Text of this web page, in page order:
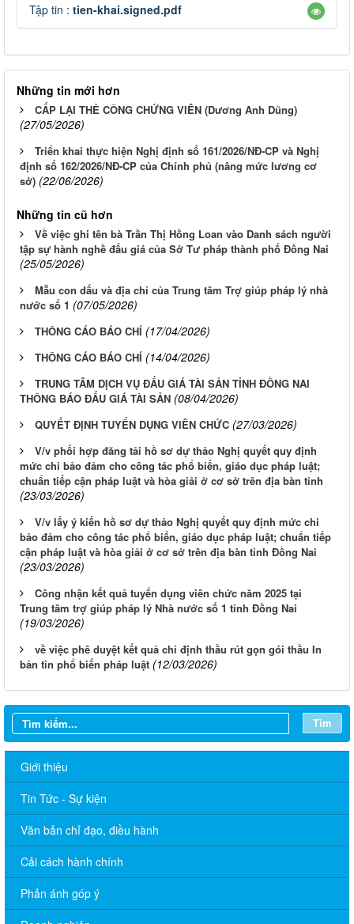
Tập tin : tien-khai.signed.pdf
Những tin mới hơn
CẤP LẠI THẺ CÔNG CHỨNG VIÊN (Dương Anh Dũng)
(27/05/2026)
Triển khai thực hiện Nghị định số 161/2026/NĐ-CP và Nghị
định số 162/2026/NĐ-CP của Chính phủ (nâng mức lương cơ
sở) (22/06/2026)
Những tin cũ hơn
Về việc ghi tên bà Trần Thị Hồng Loan vào Danh sách người
tập sự hành nghề đấu giá của Sở Tư pháp thành phố Đồng Nai
(25/05/2026)
Mẫu con dấu và địa chỉ của Trung tâm Trợ giúp pháp lý nhà
nước số 1 (07/05/2026)
THÔNG CÁO BÁO CHÍ (17/04/2026)
THÔNG CÁO BÁO CHÍ (14/04/2026)
TRUNG TÂM DỊCH VỤ ĐẤU GIÁ TÀI SẢN TỈNH ĐỒNG NAI
THÔNG BÁO ĐẤU GIÁ TÀI SẢN (08/04/2026)
QUYẾT ĐỊNH TUYỂN DỤNG VIÊN CHỨC (27/03/2026)
V/v phối hợp đăng tải hồ sơ dự thảo Nghị quyết quy định
mức chi bảo đảm cho công tác phổ biến, giáo dục pháp luật;
chuẩn tiếp cận pháp luật và hòa giải ở cơ sở trên địa bàn tỉnh
(23/03/2026)
V/v lấy ý kiến hồ sơ dự thảo Nghị quyết quy định mức chi
bảo đảm cho công tác phổ biến, giáo dục pháp luật; chuẩn tiếp
cận pháp luật và hòa giải ở cơ sở trên địa bàn tỉnh Đồng Nai
(23/03/2026)
Công nhận kết quả tuyển dụng viên chức năm 2025 tại
Trung tâm trợ giúp pháp lý Nhà nước số 1 tỉnh Đồng Nai
(19/03/2026)
về việc phê duyệt kết quả chỉ định thầu rút gọn gói thầu In
bản tin phổ biến pháp luật (12/03/2026)
Tìm
Giới thiệu
Tin Tức - Sự kiện
Văn bản chỉ đạo, điều hành
Cải cách hành chính
Phản ánh góp ý